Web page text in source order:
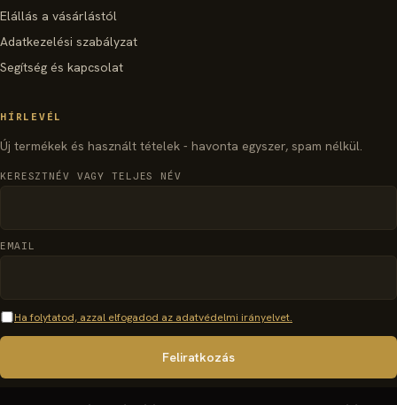
Elállás a vásárlástól
Adatkezelési szabályzat
Segítség és kapcsolat
HÍRLEVÉL
Új termékek és használt tételek - havonta egyszer, spam nélkül.
KERESZTNÉV VAGY TELJES NÉV
EMAIL
Ha folytatod, azzal elfogadod az adatvédelmi irányelvet.